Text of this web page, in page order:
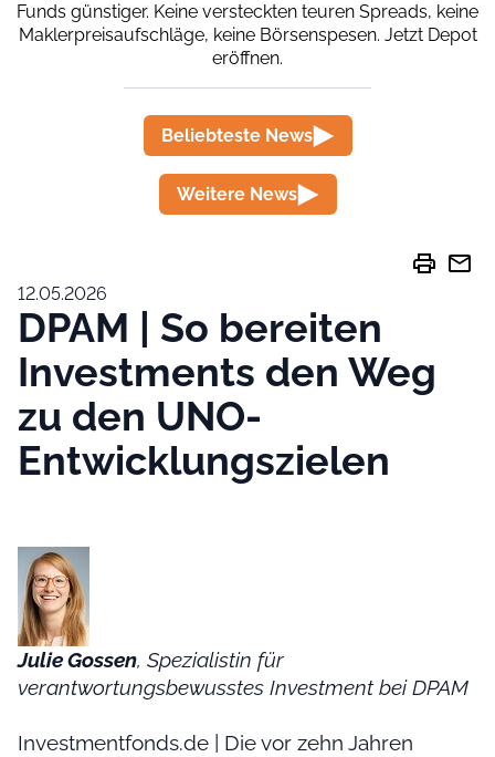
Funds günstiger. Keine versteckten teuren Spreads, keine
Maklerpreisaufschläge, keine Börsenspesen. Jetzt Depot
eröffnen.
Beliebteste News
Weitere News
print mail
12.05.2026
DPAM | So bereiten
Investments den Weg
zu den UNO-
Entwicklungszielen
Julie Gossen, Spezialistin für
verantwortungsbewusstes Investment bei DPAM
Investmentfonds.de | Die vor zehn Jahren